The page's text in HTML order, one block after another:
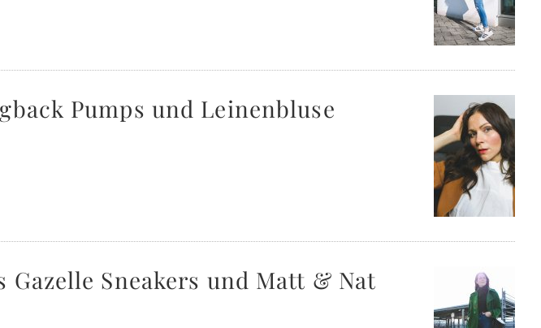
Pumps und Leinenbluse
Sneakers und Matt & Nat